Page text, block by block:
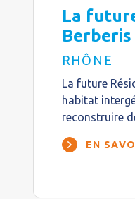
La
Berberis
RHÔNE
La future
habitat
reconstruire
EN